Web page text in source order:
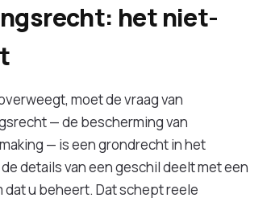
het niet-
moet de vraag van
— de bescherming van
— is een grondrecht in het
details van een geschil deelt met een
u beheert. Dat schept reele